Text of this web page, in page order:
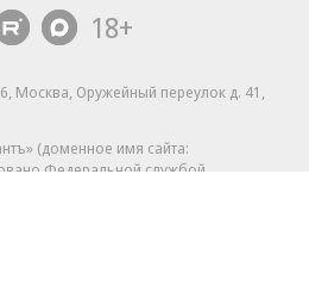
18+
Москва, Оружейный переулок д. 41,
(доменное имя сайта:
Федеральной службой